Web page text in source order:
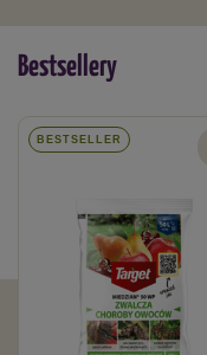
Bestsellery
BESTSELLER